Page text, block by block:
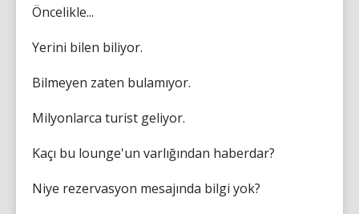
Öncelikle...
Yerini bilen biliyor.
Bilmeyen zaten bulamıyor.
Milyonlarca turist geliyor.
Kaçı bu lounge'un varlığından haberdar?
Niye rezervasyon mesajında bilgi yok?